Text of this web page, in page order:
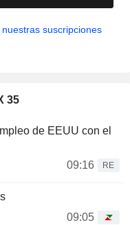
suscripciones
35
de EEUU con el
09:16
RE
09:05